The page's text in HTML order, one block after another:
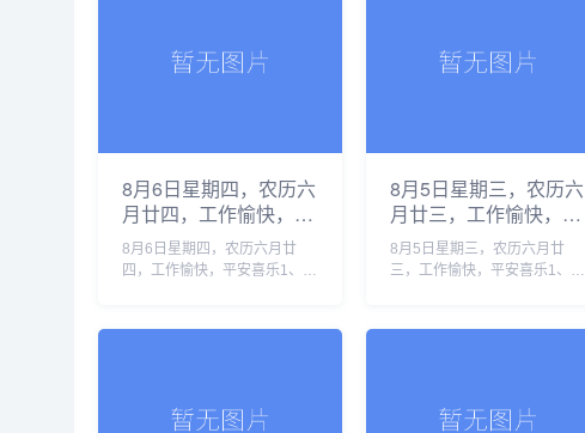
8月6日星期四，农历六
月廿四，工作愉快，平
安喜乐
8月6日星期四，农历六月廿
四，工作愉快，平安喜乐1、地
8月5日星期三，农历六
月廿三，工作愉快，平
安喜乐
8月5日星期三，农历六月廿
三，工作愉快，平安喜乐1、韩